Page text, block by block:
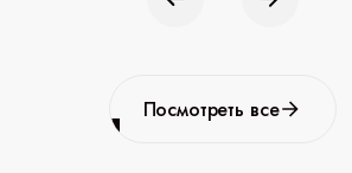
Посмотреть все